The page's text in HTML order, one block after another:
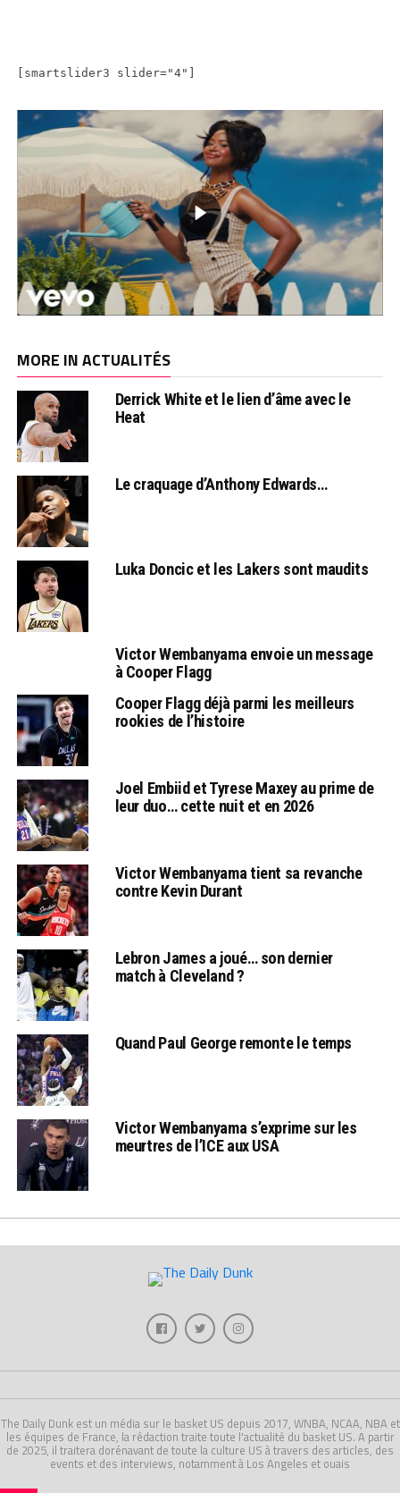
[smartslider3 slider="4"]
MORE IN ACTUALITÉS
Derrick White et le lien d’âme avec le
Heat
Le craquage d’Anthony Edwards…
Luka Doncic et les Lakers sont maudits
Victor Wembanyama envoie un message
à Cooper Flagg
Cooper Flagg déjà parmi les meilleurs
rookies de l’histoire
Joel Embiid et Tyrese Maxey au prime de
leur duo… cette nuit et en 2026
Victor Wembanyama tient sa revanche
contre Kevin Durant
Lebron James a joué… son dernier
match à Cleveland ?
Quand Paul George remonte le temps
Victor Wembanyama s’exprime sur les
meurtres de l’ICE aux USA
The Daily Dunk est un média sur le basket US depuis 2017, WNBA, NCAA, NBA et
les équipes de France, la rédaction traite toute l'actualité du basket US. A partir
de 2025, il traitera dorénavant de toute la culture US à travers des articles, des
events et des interviews, notamment à Los Angeles et ouais